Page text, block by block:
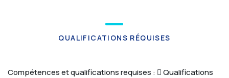
QUALIFICATIONS RÉQUISES
Compétences et qualifications requises :  Qualifications